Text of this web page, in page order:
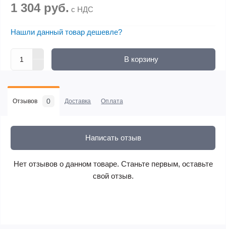
1 304 руб. с НДС
Нашли данный товар дешевле?
В корзину
Отзывов 0 Доставка Оплата
Написать отзыв
Нет отзывов о данном товаре. Станьте первым, оставьте
свой отзыв.